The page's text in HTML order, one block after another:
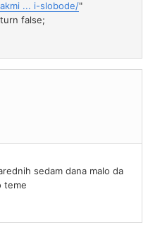
... i-slobode/"
false;
sedam dana malo da
teme